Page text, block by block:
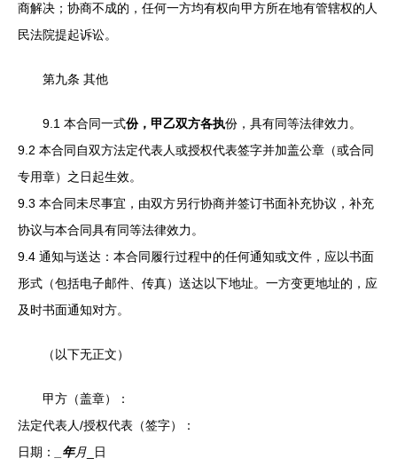
商解决；协商不成的，任何一方均有权向甲方所在地有管辖权的人
民法院提起诉讼。
第九条 其他
9.1 本合同一式份，甲乙双方各执份，具有同等法律效力。
9.2 本合同自双方法定代表人或授权代表签字并加盖公章（或合同
专用章）之日起生效。
9.3 本合同未尽事宜，由双方另行协商并签订书面补充协议，补充
协议与本合同具有同等法律效力。
9.4 通知与送达：本合同履行过程中的任何通知或文件，应以书面
形式（包括电子邮件、传真）送达以下地址。一方变更地址的，应
及时书面通知对方。
（以下无正文）
甲方（盖章）：
法定代表人/授权代表（签字）：
日期：
_年月 _日